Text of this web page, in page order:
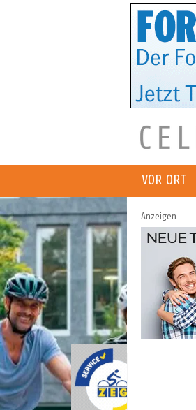
VOR ORT
Anzeigen